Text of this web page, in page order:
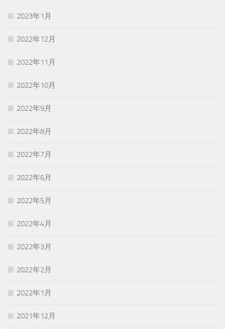
2023年1月
2022年12月
2022年11月
2022年10月
2022年9月
2022年8月
2022年7月
2022年6月
2022年5月
2022年4月
2022年3月
2022年2月
2022年1月
2021年12月